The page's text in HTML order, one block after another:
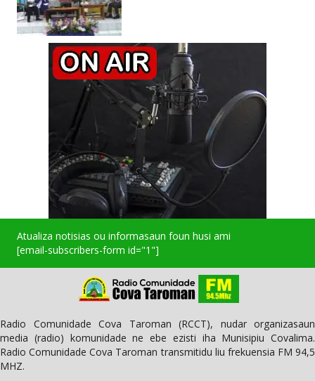
Atualiza notisias ou informasaun foun husi ami
[email-subscribers-form id="1"]
Radio Comunidade Cova Taroman (RCCT), nudar organizasaun
media (radio) komunidade ne ebe ezisti iha Munisipiu Covalima.
Radio Comunidade Cova Taroman transmitidu liu frekuensia FM 94,5
MHZ.